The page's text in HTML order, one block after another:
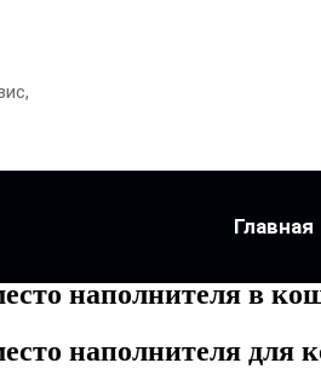
Главная
наполнителя в
наполнителя для